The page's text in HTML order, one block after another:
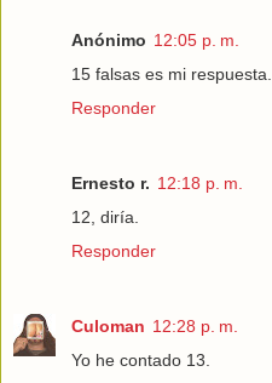
Anónimo 12:05 p. m.
15 falsas es mi respuesta.
Responder
Ernesto r. 12:18 p. m.
12, diría.
Responder
Culoman 12:28 p. m.
Yo he contado 13.